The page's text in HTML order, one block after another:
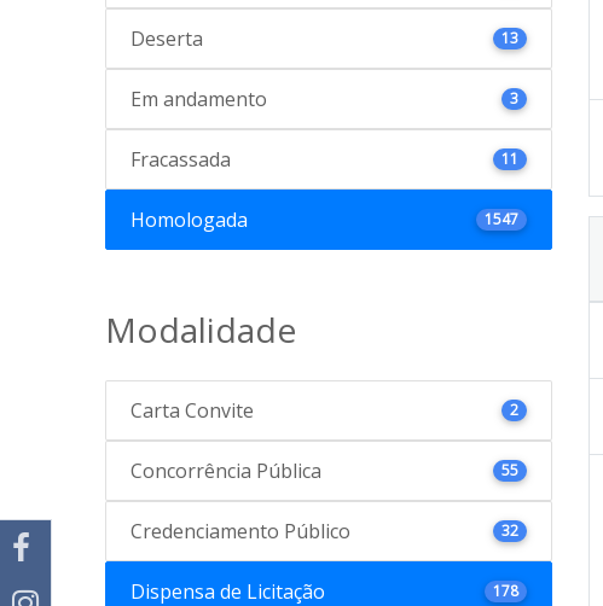
Deserta 13
Em andamento 3
Fracassada 11
Homologada 1547
Modalidade
Carta Convite 2
Concorrência Pública 55
Credenciamento Público 32
Dispensa de Licitação 178